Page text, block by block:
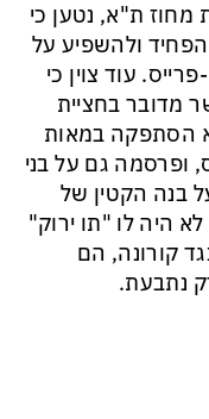
ת"א, נטען כי
ולהשפיע על
עוד צוין כי
מדובר בחציית
הסתפקה במאות
ופרסמה גם על בני
על בנה הקטין של
היה לו "תו ירוק"
קורונה, הם
נתבעת.